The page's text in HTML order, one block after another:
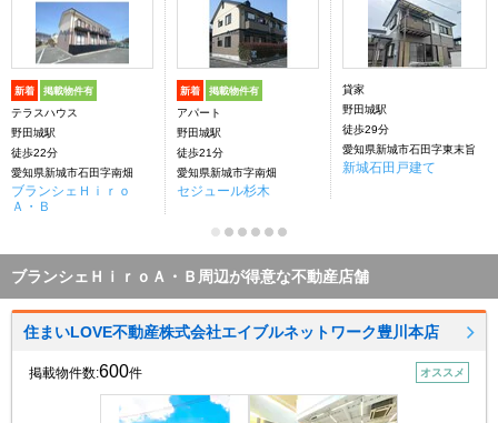
新着 掲載物件有
テラスハウス
野田城駅
徒歩22分
愛知県新城市石田字南畑
ブランシェＨｉｒｏ
Ａ・Ｂ
新着 掲載物件有
アパート
野田城駅
徒歩21分
愛知県新城市字南畑
セジュール杉木
貸家
野田城駅
徒歩29分
愛知県新城市石田字東末旨
新城石田戸建て
ブランシェＨｉｒｏＡ・Ｂ周辺が得意な不動産店舗
住まいLOVE不動産株式会社エイブルネットワーク豊川本店
掲載物件数:600件 オススメ